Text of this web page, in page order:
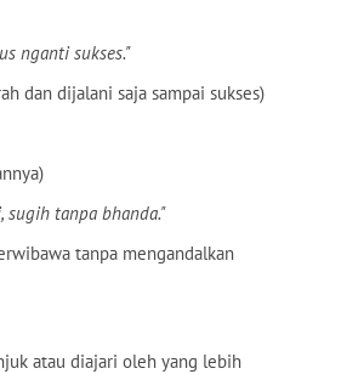
nganti sukses."
dan dijalani saja sampai sukses)
sugih tanpa bhanda."
tanpa mengandalkan
atau diajari oleh yang lebih